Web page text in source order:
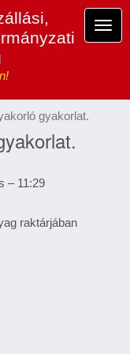
gyakorlat.
– 11:29
raktárjában